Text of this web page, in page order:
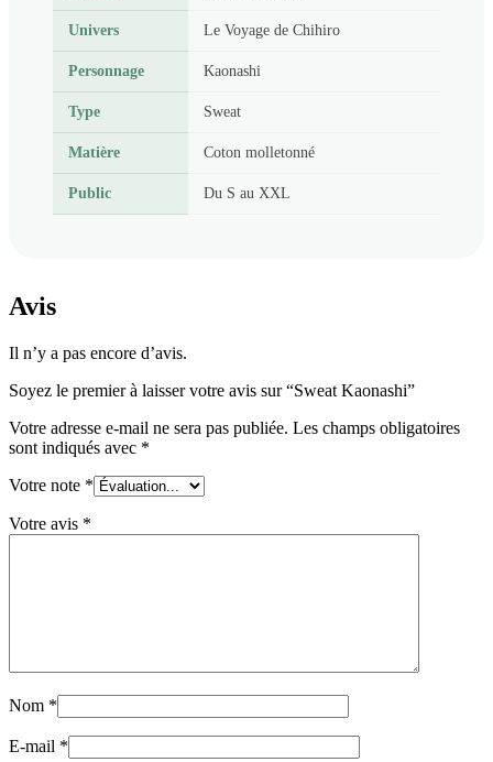
Univers Le Voyage de Chihiro
Personnage Kaonashi
Type Sweat
Matière Coton molletonné
Public Du S au XXL
Avis
Il n’y a pas encore d’avis.
Soyez le premier à laisser votre avis sur “Sweat Kaonashi”
Votre adresse e-mail ne sera pas publiée. Les champs obligatoires
sont indiqués avec *
Votre note *
Votre avis *
Nom *
E-mail *